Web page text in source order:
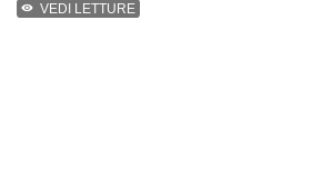
VEDI LETTURE